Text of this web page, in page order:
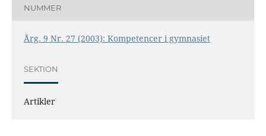
NUMMER
Årg. 9 Nr. 27 (2003): Kompetencer i gymnasiet
SEKTION
Artikler